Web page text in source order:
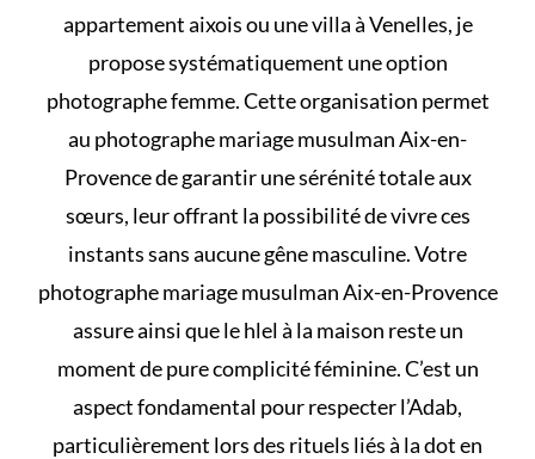
appartement aixois ou une villa à Venelles, je
propose systématiquement une option
photographe femme. Cette organisation permet
au photographe mariage musulman Aix-en-
Provence de garantir une sérénité totale aux
sœurs, leur offrant la possibilité de vivre ces
instants sans aucune gêne masculine. Votre
photographe mariage musulman Aix-en-Provence
assure ainsi que lehlel à la maison reste un
moment de pure complicité féminine. C’est un
aspect fondamental pour respecter l’Adab,
particulièrement lors des rituels liés à la dot en